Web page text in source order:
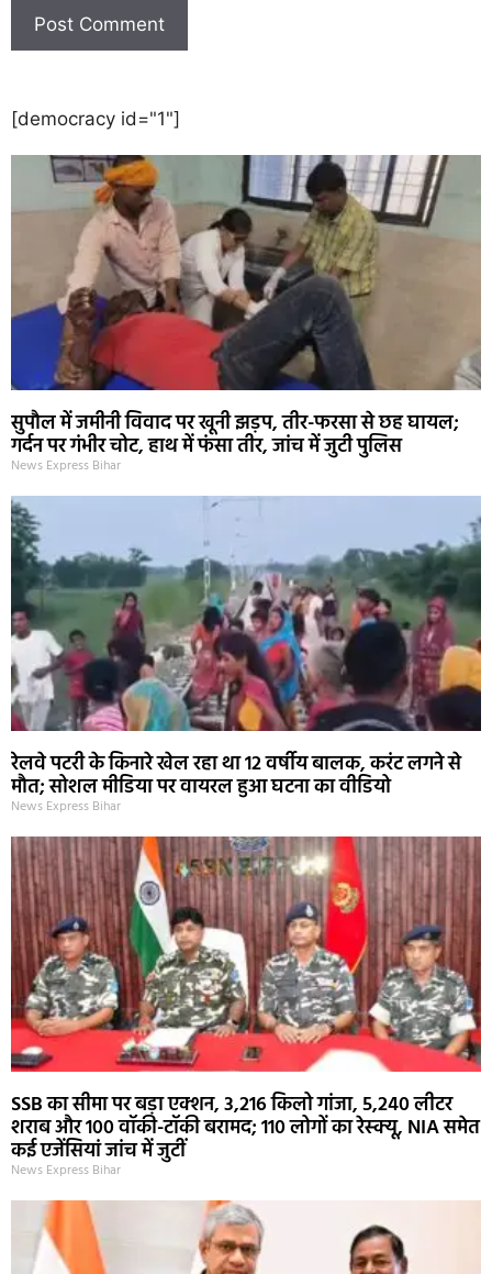
[democracy id="1"]
सुपौल में जमीनी विवाद पर खूनी झड़प, तीर-फरसा से छह घायल;
गर्दन पर गंभीर चोट, हाथ में फंसा तीर, जांच में जुटी पुलिस
News Express Bihar
रेलवे पटरी के किनारे खेल रहा था 12 वर्षीय बालक, करंट लगने से
मौत; सोशल मीडिया पर वायरल हुआ घटना का वीडियो
News Express Bihar
SSB का सीमा पर बड़ा एक्शन, 3,216 किलो गांजा, 5,240 लीटर
शराब और 100 वॉकी-टॉकी बरामद; 110 लोगों का रेस्क्यू, NIA समेत
कई एजेंसियां जांच में जुटीं
News Express Bihar